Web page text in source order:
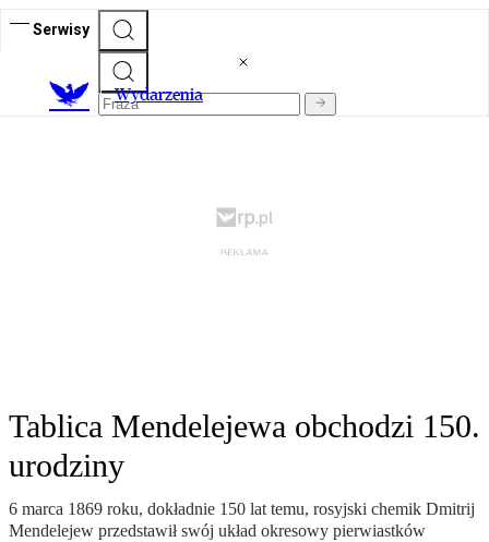
Serwisy
Wydarzenia
Tablica Mendelejewa obchodzi 150.
urodziny
6 marca 1869 roku, dokładnie 150 lat temu, rosyjski chemik Dmitrij
Mendelejew przedstawił swój układ okresowy pierwiastków